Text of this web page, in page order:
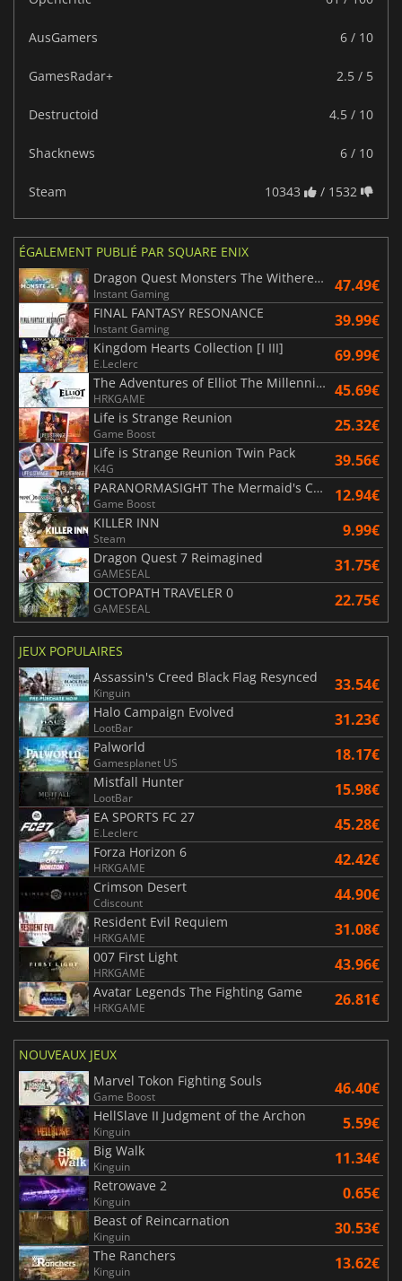
AusGamers 6 / 10
GamesRadar+ 2.5 / 5
Destructoid 4.5 / 10
Shacknews 6 / 10
Steam 10343 / 1532
ÉGALEMENT PUBLIÉ PAR SQUARE ENIX
Dragon Quest Monsters The Withered World
Instant Gaming 47.49€
FINAL FANTASY RESONANCE
Instant Gaming 39.99€
Kingdom Hearts Collection [I III]
E.Leclerc 69.99€
The Adventures of Elliot The Millennium Tales
HRKGAME 45.69€
Life is Strange Reunion
Game Boost 25.32€
Life is Strange Reunion Twin Pack
K4G 39.56€
PARANORMASIGHT The Mermaid's Curse
Game Boost 12.94€
KILLER INN
Steam 9.99€
Dragon Quest 7 Reimagined
GAMESEAL 31.75€
OCTOPATH TRAVELER 0
GAMESEAL 22.75€
JEUX POPULAIRES
Assassin's Creed Black Flag Resynced
Kinguin 33.54€
Halo Campaign Evolved
LootBar 31.23€
Palworld
Gamesplanet US 18.17€
Mistfall Hunter
LootBar 15.98€
EA SPORTS FC 27
E.Leclerc 45.28€
Forza Horizon 6
HRKGAME 42.42€
Crimson Desert
Cdiscount 44.90€
Resident Evil Requiem
HRKGAME 31.08€
007 First Light
HRKGAME 43.96€
Avatar Legends The Fighting Game
HRKGAME 26.81€
NOUVEAUX JEUX
Marvel Tokon Fighting Souls
Game Boost 46.40€
HellSlave II Judgment of the Archon
Kinguin 5.59€
Big Walk
Kinguin 11.34€
Retrowave 2
Kinguin 0.65€
Beast of Reincarnation
Kinguin 30.53€
The Ranchers
Kinguin 13.62€